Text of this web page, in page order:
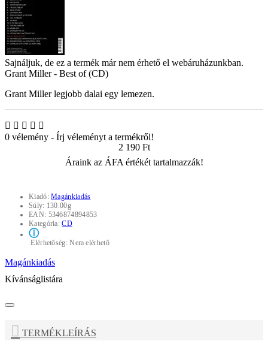
Sajnáljuk, de ez a termék már nem érhető el webáruházunkban.
Grant Miller - Best of (CD)
Grant Miller legjobb dalai egy lemezen.
0 vélemény - Írj véleményt a termékről!
2 190 Ft
Áraink az ÁFA értékét tartalmazzák!
Kiadó:Magánkiadás
Súly: 130.00g
EAN: 5346874894853
Kategória:CD
ⓘ
Elérhetőség:Nem elérhető
Magánkiadás
Kívánságlistára
TERMÉKLEÍRÁS